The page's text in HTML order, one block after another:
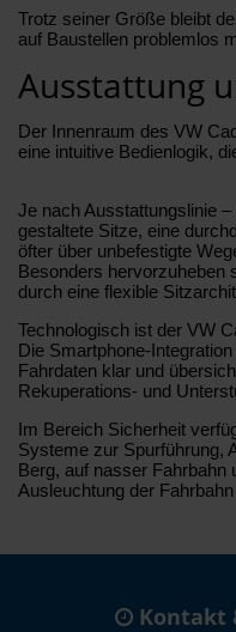
Trotz seiner Größe bleibt
auf Baustellen problemlos
Ausstattung
Der Innenraum des VW
eine intuitive Bedienlogik,
Je nach Ausstattungslinie
gestaltete Sitze, eine
öfter über unbefestigte
Besonders hervorzuheben
durch eine flexible
Technologisch ist der VW
Die Smartphone-
Fahrdaten klar und
Rekuperations- und
Im Bereich Sicherheit
Systeme zur Spurführung,
Berg, auf nasser Fahrbahn
Ausleuchtung der
Kontakt